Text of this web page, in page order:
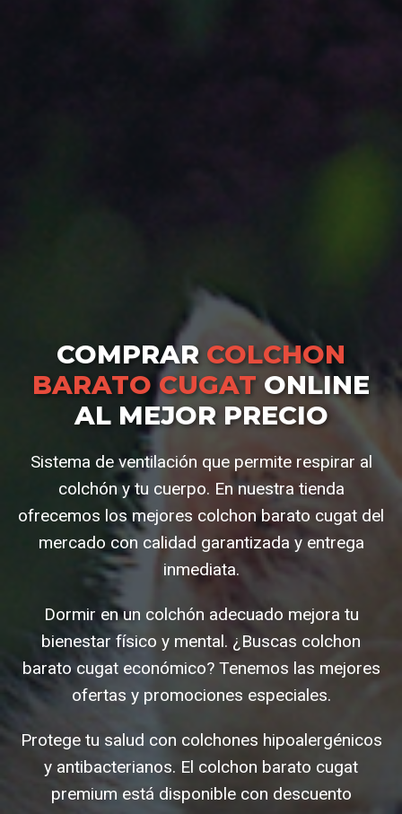
COMPRAR COLCHON
BARATO CUGAT ONLINE
AL MEJOR PRECIO
Sistema de ventilación que permite respirar al
colchón y tu cuerpo. En nuestra tienda
ofrecemos los mejores colchon barato cugat del
mercado con calidad garantizada y entrega
inmediata.
Dormir en un colchón adecuado mejora tu
bienestar físico y mental. ¿Buscas colchon
barato cugat económico? Tenemos las mejores
ofertas y promociones especiales.
Protege tu salud con colchones hipoalergénicos
y antibacterianos. El colchon barato cugat
premium está disponible con descuento